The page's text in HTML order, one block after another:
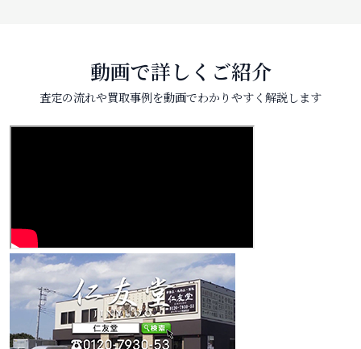
動画で詳しくご紹介
査定の流れや買取事例を動画でわかりやすく解説します